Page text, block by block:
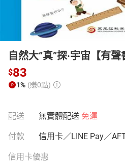
自然大“真”探·宇宙【有聲
$83
1% (賺0點)
配送 無實體配送 免運
付款 信用卡／LINE Pay／
信用卡優惠